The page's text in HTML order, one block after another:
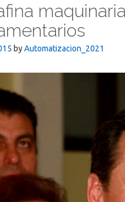
byAutomatizacion_2021